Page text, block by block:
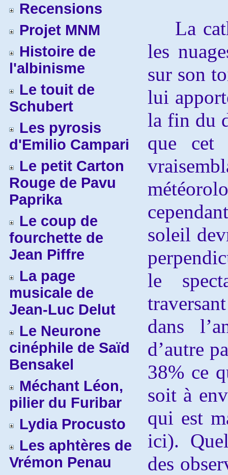
Recensions
Projet MNM
Histoire de
l'albinisme
Le touit de
Schubert
Les pyrosis
d'Emilio Campari
Le petit Carton
Rouge de Pavu
Paprika
Le coup de
fourchette de
Jean Piffre
La page
musicale de
Jean-Luc Delut
Le Neurone
cinéphile de Saïd
Bensakel
Méchant Léon,
pilier du Furibar
Lydia Procusto
Les aphtères de
Vrémon Penau
La
les
sur son
lui
la fin du
que cet
soleil
le
dans
d’autre
38% ce
soit à
qui est
ici).
des